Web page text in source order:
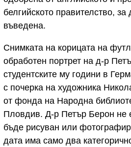
белгийското правителство, за
въведена.
Снимката на корицата на
обработен портрет на д-р
студентските му години в
с почерка на художника
от фонда на Народна
Пловдив. Д-р Петър Берон не
бъде рисуван или
дата има само два